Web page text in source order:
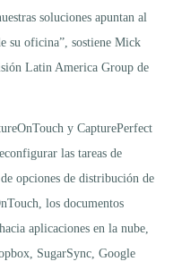
soluciones apuntan al
su oficina”, sostiene Mick
Latin America Group de
y CapturePerfect
las tareas de
opciones de distribución de
los documentos
aplicaciones en la nube,
SugarSync, Google